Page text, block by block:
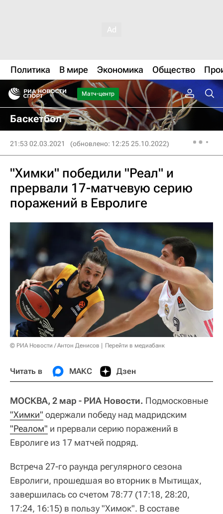
Политика В мире Экономика Общество
Матч-центр
Баскетбол
21:53 02.03.2021 (обновлено: 12:25 25.10.2022)
"Химки" победили "Реал" и
прервали 17-матчевую серию
поражений в Евролиге
© РИА Новости / Антон Денисов Перейти в медиабанк
Читать в МАКС Дзен
МОСКВА, 2 мар - РИА Новости. Подмосковные
"Химки" одержали победу над мадридским
"Реалом" и прервали серию поражений в
Евролиге из 17 матчей подряд.
Встреча 27-го раунда регулярного сезона
Евролиги, прошедшая во вторник в Мытищах,
завершилась со счетом 78:77 (17:18, 28:20,
17:24, 16:15) в пользу "Химок". В составе